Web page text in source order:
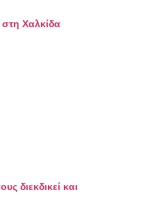
Χαλκίδα
διεκδικεί και